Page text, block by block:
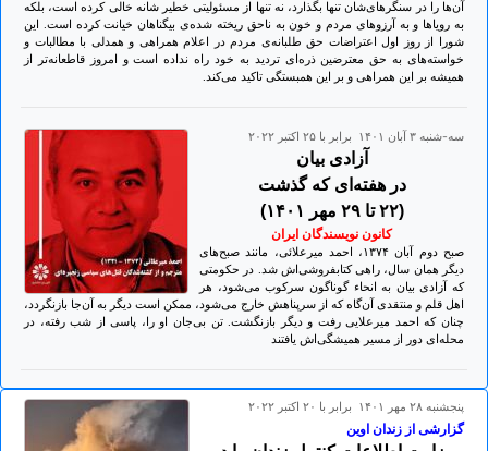
آن‌ها را در سنگرهای‌شان تنها بگذارد، نه تنها از مسئولیتی خطیر شانه خالی کرده است، بلکه
به رویاها و به آرزوهای مردم و خون به ناحق ریخته شده‌ی بیگناهان خیانت کرده است. این
شورا از روز اول اعتراضات حق طلبانه‌ی مردم در اعلام همراهی و همدلی با مطالبات و
خواسته‌های به حق معترضین ذره‌ای تردید به خود راه نداده است و امروز قاطعانه‌تر از
همیشه بر این همراهی و بر این همبستگی تاکید می‌کند.
سه-شنبه ۳ آبان ۱۴۰۱ برابر با ۲۵ اکتبر ۲۰۲۲
آزادی بیان
در هفته‌ای که گذشت
(۲۲ تا ۲۹ مهر ۱۴۰۱)
کانون نویسندگان ایران
صبح دوم آبان ۱۳۷۴، احمد میرعلائی، مانند صبح‌های
دیگر همان سال، راهی کتابفروشی‌اش شد. در حکومتی
که آزادی بیان به انحاء گوناگون سرکوب می‌شود، هر
اهل قلم و منتقدی آن‌گاه که از سرپناهش خارج می‌شود، ممکن است دیگر به آن‌جا بازنگردد،
چنان که احمد میرعلایی رفت و دیگر بازنگشت. تن بی‌جان او را، پاسی از شب رفته، در
محله‌ای دور از مسیر همیشگی‌اش یافتند
پنجشنبه ۲۸ مهر ۱۴۰۱ برابر با ۲۰ اکتبر ۲۰۲۲
گزارشی از زندان اوین